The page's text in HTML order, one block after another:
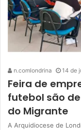
n.comlondrina 14 de
Feira de
futebol são
do Migrante
A Arquidiocese de